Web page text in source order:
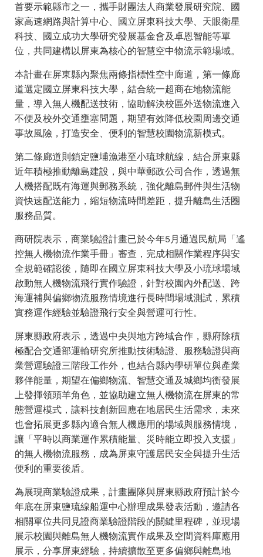
首要示範縣市之一，攜手財團法人商業發展研究院、國
家高速網路與計算中心、國立屏東科技大學、天眼衛星
科技、國立成功大學研究發展基金會及卓恩智能等單
位，共同建構以屏東為核心的智慧空中物流示範場域。
本計畫在屏東縣內聚焦兩條指標性空中廊道，第一條廊
道選定國立屏東科技大學，結合統一超商在地物流能
量，導入無人機配送技術，協助解決校區外送物流進入
不便及校外交通壅塞問題，期望有效降低校園周邊交通
事故風險，打造安全、便利的智慧校園物流新模式。
第二條廊道則鎖定鹽埔漁港至小琉球航線，結合屏東縣
近年積極推動離島建設，與中華郵政公司合作，透過無
人機搭配既有海運與郵務系統，強化離島郵件與生活物
資快速配送能力，縮短物流時間差距，提升離島生活圈
服務品質。
商研院表示，商業驗證計畫已於今年5月通過民航局「遙
控無人機物流作業手冊」審查，完成相關作業程序與安
全規範確認後，隨即在國立屏東科技大學及小琉球場域
啟動無人機物流飛行實作驗證，針對校園內外配送、跨
海運補與偏鄉物流服務情境進行長時間場域測試，累積
實務運作經驗並驗證飛行安全與營運可行性。
屏東縣政府表示，透過中央與地方跨域合作，縣府除積
極配合交通部運輸研究所推動技術驗證、服務驗證與商
業營運驗證三階段工作外，也結合縣內學研單位與產業
夥伴能量，期望在偏鄉物流、智慧交通及城鄉均衡發展
上發揮領頭羊角色，並協助建立無人機物流在屏東的常
態營運模式，讓科技創新回應在地居民生活需求，未來
也會拓展更多縣內適合無人機應用的場域與服務情境，
讓「平時以商業運作累積能量、災時能立即投入支援」
的無人機物流服務，成為屏東守護居民安全與提升生活
便利的重要後盾。
為展現商業驗證成果，計畫團隊與屏東縣政府預計於今
年底在屏東鹽琉線船運中心辦理成果發表活動，邀請各
相關單位共同見證商業驗證階段的關鍵里程碑，並現場
展示校園與離島無人機物流實作成果及空間資料庫應用
展示，分享屏東經驗，持續擴散至更多偏鄉與離島地